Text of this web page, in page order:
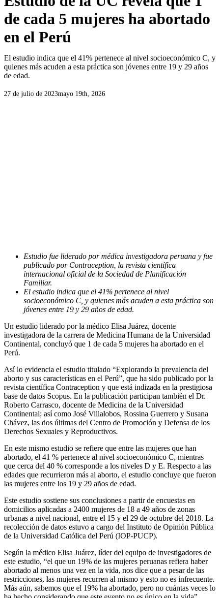
de cada 5 mujeres ha abortado
en el Perú
El estudio indica que el 41% pertenece al nivel socioeconómico C, y
quienes más acuden a esta práctica son jóvenes entre 19 y 29 años
de edad.
27 de julio de 2023mayo 19th, 2026
Estudio fue liderado por médica investigadora peruana y fue
publicado por Contraception, la revista científica
internacional oficial de la Sociedad de Planificación
Familiar.
El estudio indica que el 41% pertenece al nivel
socioeconómico C, y quienes más acuden a esta práctica son
jóvenes entre 19 y 29 años de edad.
Un estudio liderado por la médico Elisa Juárez, docente
investigadora de la carrera de Medicina Humana de la Universidad
Continental, concluyó que 1 de cada 5 mujeres ha abortado en el
Perú.
Así lo evidencia el estudio titulado “Explorando la prevalencia del
aborto y sus características en el Perú”, que ha sido publicado por la
revista científica Contraception y que está indizada en la prestigiosa
base de datos Scopus. En la publicación participan también el Dr.
Roberto Carrasco, docente de Medicina de la Universidad
Continental; así como José Villalobos, Rossina Guerrero y Susana
Chávez, las dos últimas del Centro de Promoción y Defensa de los
Derechos Sexuales y Reproductivos.
En este mismo estudio se refiere que entre las mujeres que han
abortado, el 41 % pertenece al nivel socioeconómico C, mientras
que cerca del 40 % corresponde a los niveles D y E. Respecto a las
edades que recurrieron más al aborto, el estudio concluye que fueron
las mujeres entre los 19 y 29 años de edad.
Este estudio sostiene sus conclusiones a partir de encuestas en
domicilios aplicadas a 2400 mujeres de 18 a 49 años de zonas
urbanas a nivel nacional, entre el 15 y el 29 de octubre del 2018. La
recolección de datos estuvo a cargo del Instituto de Opinión Pública
de la Universidad Católica del Perú (IOP-PUCP).
Según la médico Elisa Juárez, líder del equipo de investigadores de
este estudio, “el que un 19% de las mujeres peruanas refiera haber
abortado al menos una vez en la vida, nos dice que a pesar de las
restricciones, las mujeres recurren al mismo y esto no es infrecuente.
Más aún, sabemos que el 19% ha abortado, pero no cuántas veces lo